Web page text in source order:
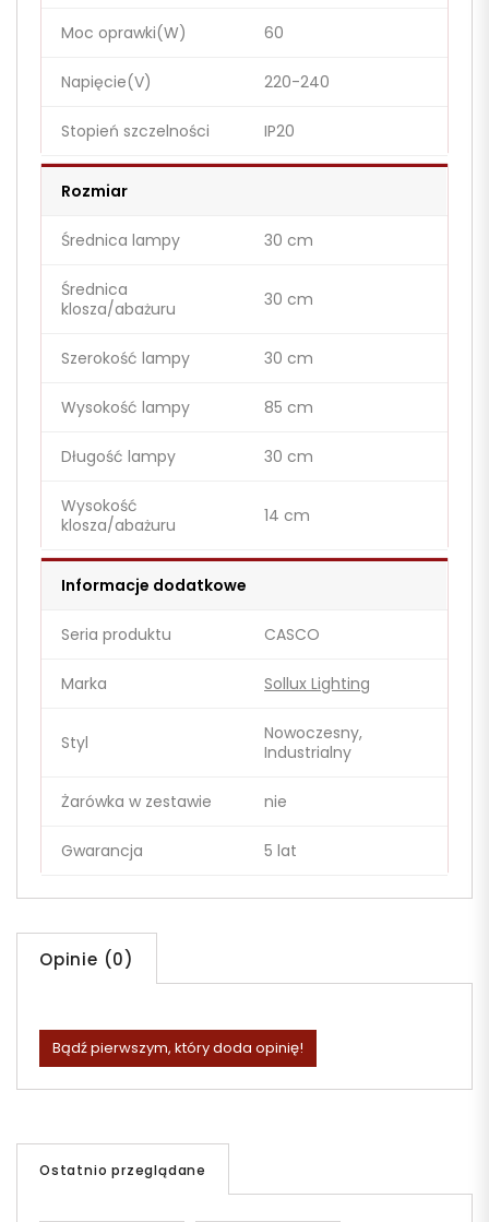
Moc oprawki(W) 60
Napięcie(V) 220-240
Stopień szczelności IP20
Rozmiar
Średnica lampy 30 cm
Średnica
klosza/abażuru
30 cm
Szerokość lampy 30 cm
Wysokość lampy 85 cm
Długość lampy 30 cm
Wysokość
klosza/abażuru
14 cm
Informacje dodatkowe
Seria produktu CASCO
Marka Sollux Lighting
Styl
Nowoczesny,
Industrialny
Żarówka w zestawie nie
Gwarancja 5 lat
Opinie (0)
Bądź pierwszym, który doda opinię!
Ostatnio przeglądane